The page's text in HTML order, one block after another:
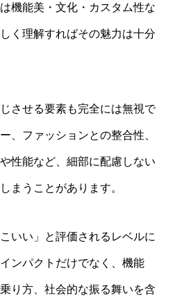
機能美・文化・カスタム性な
く理解すればその魅力は十分
させる要素も完全には無視で
、ファッションとの整合性、
性能など、細部に配慮しない
まうことがあります。
いい」と評価されるレベルに
ンパクトだけでなく、機能
り方、社会的な振る舞いを含